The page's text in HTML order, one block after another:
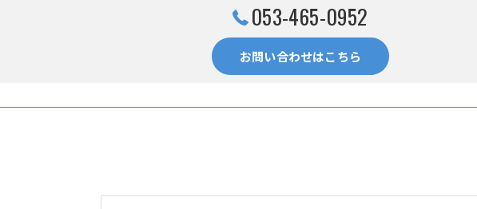
053-465-0952
お問い合わせはこちら